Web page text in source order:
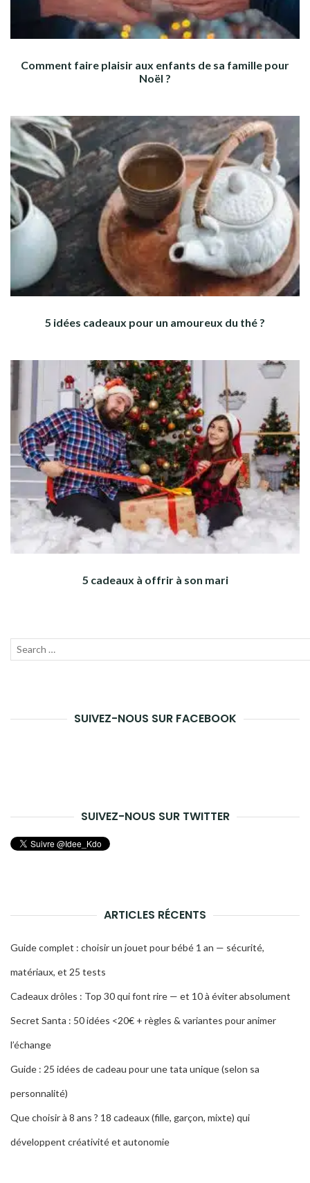
Comment faire plaisir aux enfants de sa famille pour
Noël ?
5 idées cadeaux pour un amoureux du thé ?
5 cadeaux à offrir à son mari
Recherche
SUIVEZ-NOUS SUR FACEBOOK
SUIVEZ-NOUS SUR TWITTER
ARTICLES RÉCENTS
Guide complet : choisir un jouet pour bébé 1 an — sécurité,
matériaux, et 25 tests
Cadeaux drôles : Top 30 qui font rire — et 10 à éviter absolument
Secret Santa : 50 idées <20€ + règles & variantes pour animer
l’échange
Guide : 25 idées de cadeau pour une tata unique (selon sa
personnalité)
Que choisir à 8 ans ? 18 cadeaux (fille, garçon, mixte) qui
développent créativité et autonomie